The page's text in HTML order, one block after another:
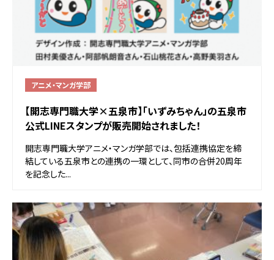
アニメ・マンガ学部
【開志専門職大学×五泉市】「いずみちゃん」の五泉市
公式LINEスタンプが販売開始されました！
開志専門職大学アニメ・マンガ学部では、包括連携協定を締
結している五泉市との連携の一環として、同市の合併20周年
を記念した...